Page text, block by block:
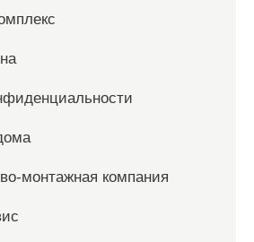
монтажная компания